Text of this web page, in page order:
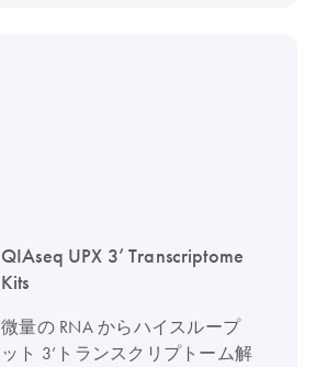
QIAseq UPX 3’ Transcriptome
Kits
微量の RNA からハイスループ
ット 3’トランスクリプトーム解